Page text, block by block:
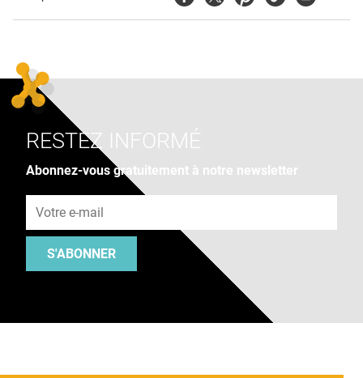
RESTEZ INFORMÉ
Abonnez-vous gratuitement à notre newsletter
S'ABONNER